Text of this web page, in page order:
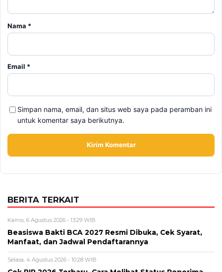
Alamat email tidak akan dipublikasikan. Kolom wajib ditandai *.